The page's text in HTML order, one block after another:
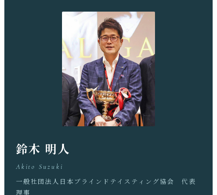
鈴木 明人
Akito Suzuki
一般社団法人日本ブラインドテイスティング協会 代表
理事